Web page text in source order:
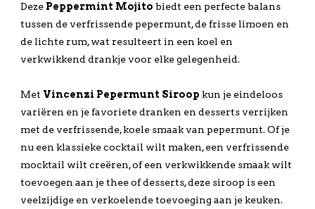
Deze Peppermint Mojito biedt een perfecte balans
tussen de verfrissende pepermunt, de frisse limoen en
de lichte rum, wat resulteert in een koel en
verkwikkend drankje voor elke gelegenheid.
Met Vincenzi Pepermunt Siroop kun je eindeloos
variëren en je favoriete dranken en desserts verrijken
met de verfrissende, koele smaak van pepermunt. Of je
nu een klassieke cocktail wilt maken, een verfrissende
mocktail wilt creëren, of een verkwikkende smaak wilt
toevoegen aan je thee of desserts, deze siroop is een
veelzijdige en verkoelende toevoeging aan je keuken.